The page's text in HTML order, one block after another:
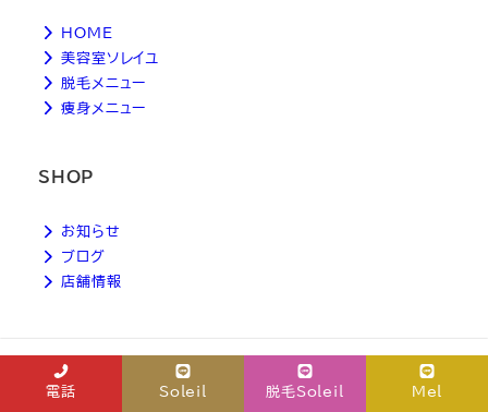
HOME
美容室ソレイユ
脱毛メニュー
痩身メニュー
SHOP
お知らせ
ブログ
店舗情報
copyright © Soleil. all rights reserved.
電話 Soleil 脱毛Soleil Mel